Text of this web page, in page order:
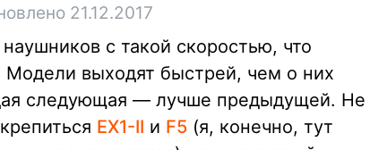
21.12.2017
с такой скоростью, что
Модели выходят быстрей, чем о них
следующая — лучше предыдущей. Не
EX1-II и F5 (я, конечно, тут